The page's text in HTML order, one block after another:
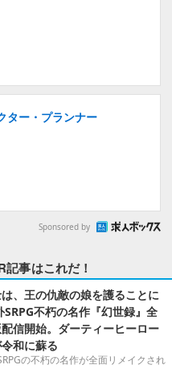
ター・プランナー
Sponsored by
記事はこれだ！
、王の仇敵の娘を護ることに
不朽の名作『幻世録』全
信開始。ダーティーヒーロー
和に蘇る
の不朽の名作が全面リメイクされ